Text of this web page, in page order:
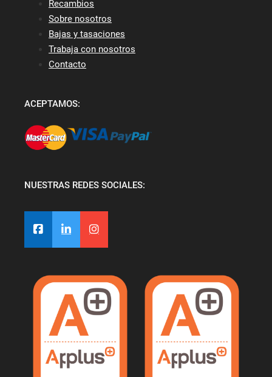
Recambios
Sobre nosotros
Bajas y tasaciones
Trabaja con nosotros
Contacto
ACEPTAMOS:
NUESTRAS REDES SOCIALES: